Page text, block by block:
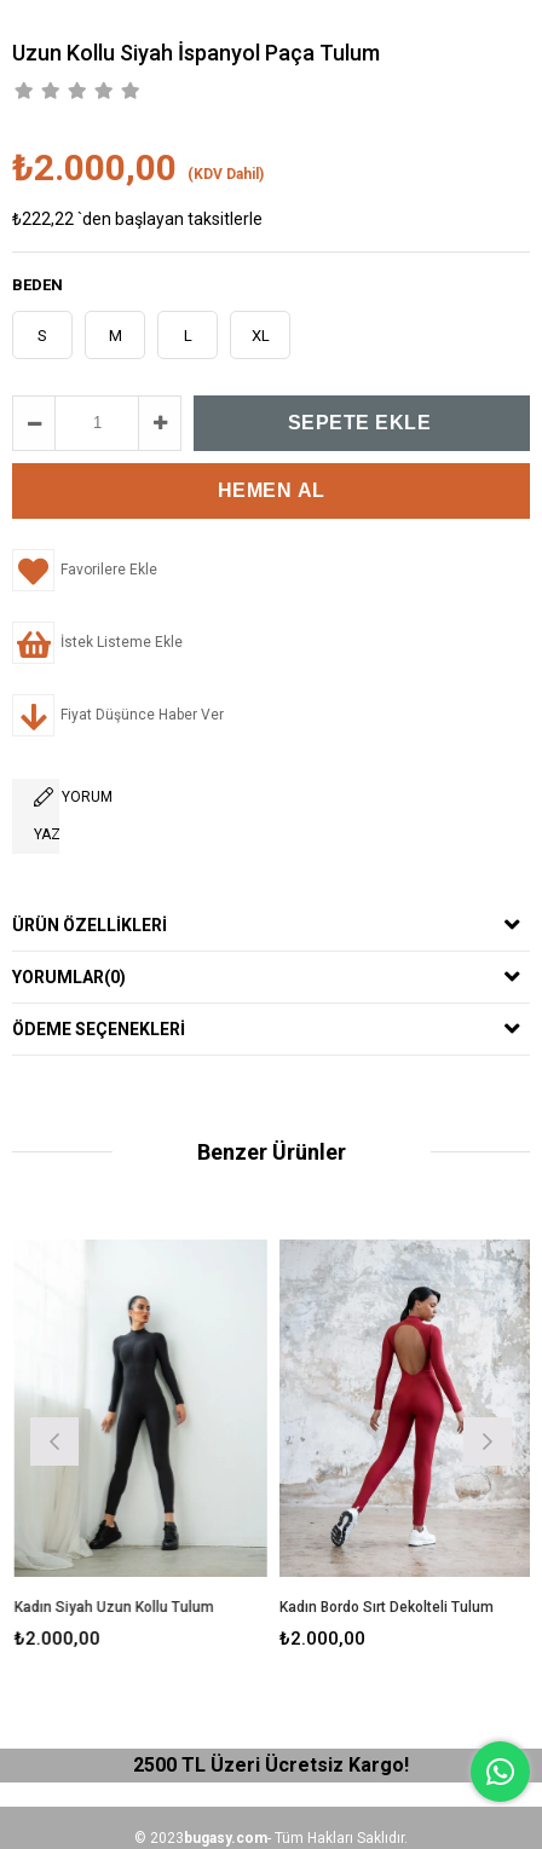
Uzun Kollu Siyah İspanyol Paça Tulum
₺2.000,00 (KDV Dahil)
₺222,22 `den başlayan taksitlerle
BEDEN
S M L XL
Favorilere Ekle
İstek Listeme Ekle
Fiyat Düşünce Haber Ver
YORUM
YAZ
ÜRÜN ÖZELLIKLERI
YORUMLAR(0)
ÖDEME SEÇENEKLERI
Benzer Ürünler
Kadın Siyah Uzun Kollu Tulum
₺2.000,00
Kadın Bordo Sırt Dekolteli Tulum
₺2.000,00
2500 TL Üzeri Ücretsiz Kargo!
© 2023 bugasy.com- Tüm Hakları Saklıdır.